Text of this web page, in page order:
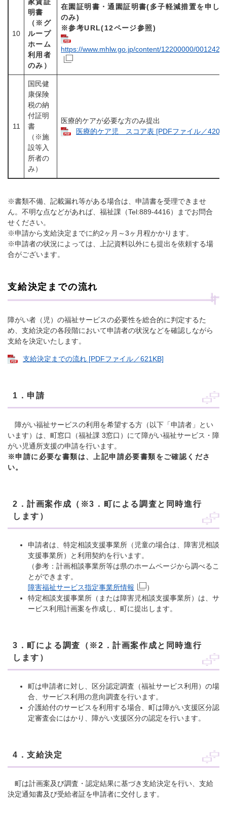
10
明書
（※グ
ループ
ホーム
利用者
のみ）
在園証明書・通園証明書(多子軽減措置を申し
のみ)
※参考URL(12ページ参照)
https://www.mhlw.go.jp/content/12200000/
11
国民健
康保険
税の納
付証明
書
（※施
設等入
所者の
み）
医療的ケアが必要な方のみ提出
医療的ケア児 スコア表 [PDFファイル／
※書類不備、記載漏れ等がある場合は、申請書を受理できませ
ん。不明な点などがあれば、福祉課（Tel:889-4416）までお問合
せください。
※申請から支給決定までに約2ヶ月～3ヶ月程かかります。
※申請者の状況によっては、上記資料以外にも提出を依頼する場
合がございます。
支給決定までの流れ
障がい者（児）の福祉サービスの必要性を総合的に判定するた
め、支給決定の各段階において申請者の状況などを確認しながら
支給を決定いたします。
支給決定までの流れ [PDFファイル／621KB]
1．申請
障がい福祉サービスの利用を希望する方（以下「申請者」とい
います）は、町窓口（福祉課 3窓口）にて障がい福祉サービス・障
がい児通所支援の申請を行います。
※申請に必要な書類は、上記申請必要書類をご確認くださ
い。
2．計画案作成（※3．町による調査と同時進行
します）
申請者は、特定相談支援事業所（児童の場合は、障害児相談
支援事業所）と利用契約を行います。
（参考：計画相談事業所等は県のホームページから調べるこ
とができます。
障害福祉サービス指定事業所情報
）
特定相談支援事業所（または障害児相談支援事業所）は、サ
ービス利用計画案を作成し、町に提出します。
3．町による調査（※2．計画案作成と同時進行
します）
町は申請者に対し、区分認定調査（福祉サービス利用）の場
合、サービス利用の意向調査を行います。
介護給付のサービスを利用する場合、町は障がい支援区分認
定審査会にはかり、障がい支援区分の認定を行います。
4．支給決定
町は計画案及び調査・認定結果に基づき支給決定を行い、支給
決定通知書及び受給者証を申請者に交付します。